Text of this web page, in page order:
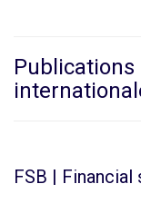
FSB |